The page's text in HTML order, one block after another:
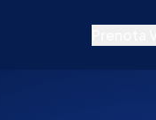
Prestazioni
Con Minoprio